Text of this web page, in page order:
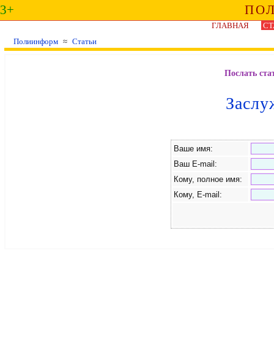
3+
ГЛАВНАЯ
Полиинформ ≈ Статьи
Послать
Ваше имя:
Ваш E-mail:
Кому, полное имя:
Кому, E-mail: